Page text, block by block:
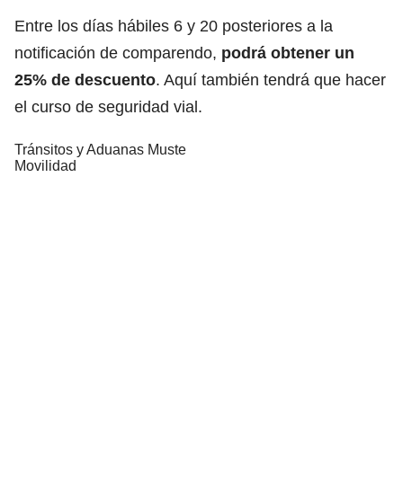
Entre los días hábiles 6 y 20 posteriores a la
notificación de comparendo, podrá obtener un
25% de descuento. Aquí también tendrá que hacer
el curso de seguridad vial.
Tránsitos y Aduanas Muste
Movilidad